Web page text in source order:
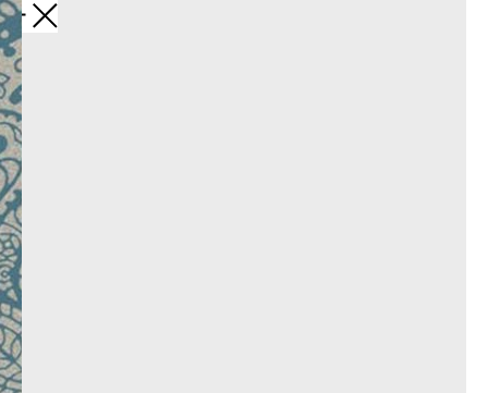
Закрыть